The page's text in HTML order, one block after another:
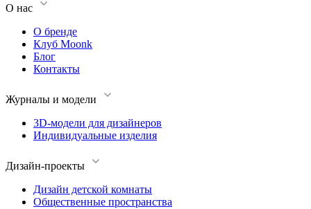
О нас
О бренде
Клуб Moonk
Блог
Контакты
Журналы и модели
3D-модели для дизайнеров
Индивидуальные изделия
Дизайн-проекты
Дизайн детской комнаты
Общественные пространства